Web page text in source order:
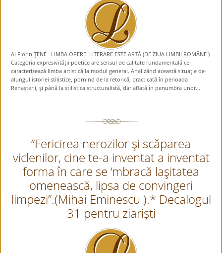
Al Florin ŢENE LIMBA OPEREI LITERARE ESTE ARTĂ (DE ZIUA LIMBII ROMÂNE )
Categoria expresivităţii poetice are sensul de calitate fundamentală ce
caracterizează limba artistică la modul general. Analizând această situaţie de-
alungul istoriei stilistice, pornind de la retorică, practicată în perioada
Renaşterii, şi până la stilistica structuralistă, dar aflată în penumbra unor...
“Fericirea nerozilor şi scăparea
viclenilor, cine te-a inventat a inventat
forma în care se ‘mbracă laşitatea
omenească, lipsa de convingeri
limpezi”.(Mihai Eminescu ).* Decalogul
31 pentru ziariști